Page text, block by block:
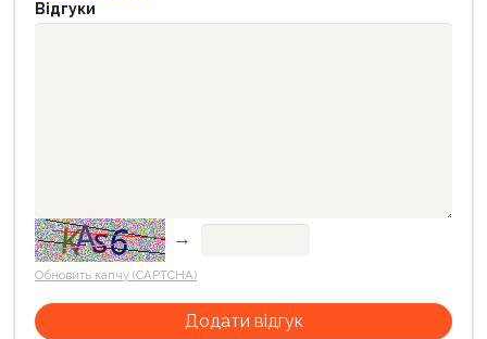
Відгуки
→
Обновить капчу (CAPTCHA)